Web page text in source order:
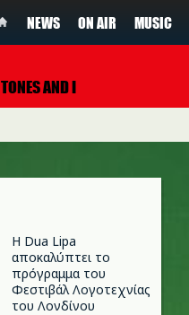
NEWS ON AIR MUSIC
TONES AND I
Η Dua Lipa
αποκαλύπτει το
πρόγραμμα του
Φεστιβάλ Λογοτεχνίας
του Λονδίνου